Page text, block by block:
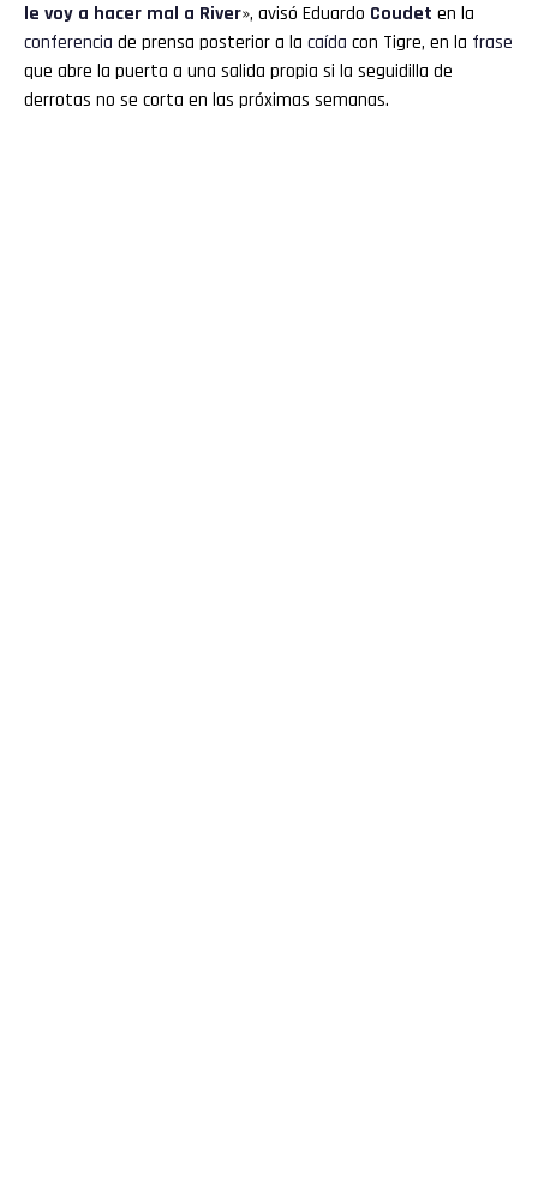
le voy a hacer mal a River», avisó Eduardo Coudet en la
conferencia de prensa posterior a la caída con Tigre, en la frase
que abre la puerta a una salida propia si la seguidilla de
derrotas no se corta en las próximas semanas.